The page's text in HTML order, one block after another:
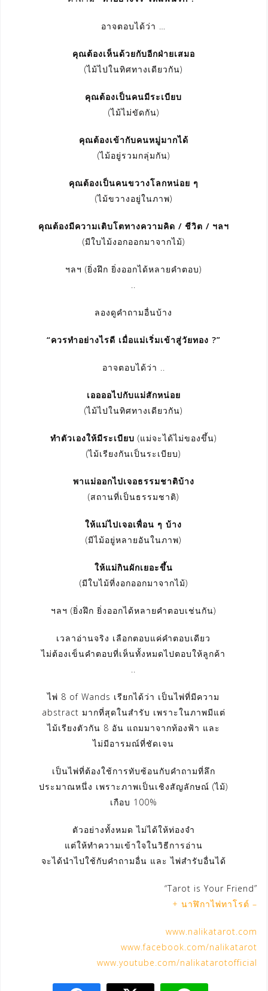
อาจตอบได้ว่า …
คุณต้องเห็นด้วยกับอีกฝ่ายเสมอ
(ไม้ไปในทิศทางเดียวกัน)
คุณต้องเป็นคนมีระเบียบ
(ไม้ไม่ขัดกัน)
คุณต้องเข้ากับคนหมู่มากได้
(ไม้อยู่รวมกลุ่มกัน)
คุณต้องเป็นคนขวางโลกหน่อย ๆ
(ไม้ขวางอยู่ในภาพ)
คุณต้องมีความเติบโตทางความคิด / ชีวิต / ฯลฯ
(มีใบไม้งอกออกมาจากไม้)
ฯลฯ (ยิ่งฝึก ยิ่งออกได้หลายคำตอบ)
ลองดูคำถามอื่นบ้าง
“ควรทำอย่างไรดี เมื่อแม่เริ่มเข้าสู่วัยทอง ?”
อาจตอบได้ว่า ..
เออออไปกับแม่สักหน่อย
(ไม้ไปในทิศทางเดียวกัน)
ทำตัวเองให้มีระเบียบ (แม่จะได้ไม่ของขึ้น)
(ไม้เรียงกันเป็นระเบียบ)
พาแม่ออกไปเจอธรรมชาติบ้าง
(สถานที่เป็นธรรมชาติ)
ให้แม่ไปเจอเพื่อน ๆ บ้าง
(มีไม้อยู่หลายอันในภาพ)
ให้แม่กินผักเยอะขึ้น
(มีใบไม้ที่งอกออกมาจากไม้)
ฯลฯ (ยิ่งฝึก ยิ่งออกได้หลายคำตอบเช่นกัน)
เวลาอ่านจริง เลือกตอบแค่คำตอบเดียว
ไม่ต้องเข็นคำตอบที่เห็นทั้งหมดไปตอบให้ลูกค้า
ไพ่ 8 of Wands เรียกได้ว่า เป็นไพ่ที่มีความ
abstract มากที่สุดในสำรับ เพราะในภาพมีแต่
ไม้เรียงตัวกัน 8 อัน แถมมาจากท้องฟ้า และ
ไม่มีอารมณ์ที่ชัดเจน
เป็นไพ่ที่ต้องใช้การทับซ้อนกับคำถามที่ลึก
ประมาณหนึ่ง เพราะภาพเป็นเชิงสัญลักษณ์ (ไม้)
เกือบ 100%
ตัวอย่างทั้งหมด ไม่ได้ให้ท่องจำ
แต่ให้ทำความเข้าใจในวิธีการอ่าน
จะได้นำไปใช้กับคำถามอื่น และ ไพ่สำรับอื่นได้
“Tarot is Your Friend”
+ นาฬิกาไพ่ทาโรต์ –
www.nalikatarot.com
www.facebook.com/nalikatarot
www.youtube.com/nalikatarotofficial